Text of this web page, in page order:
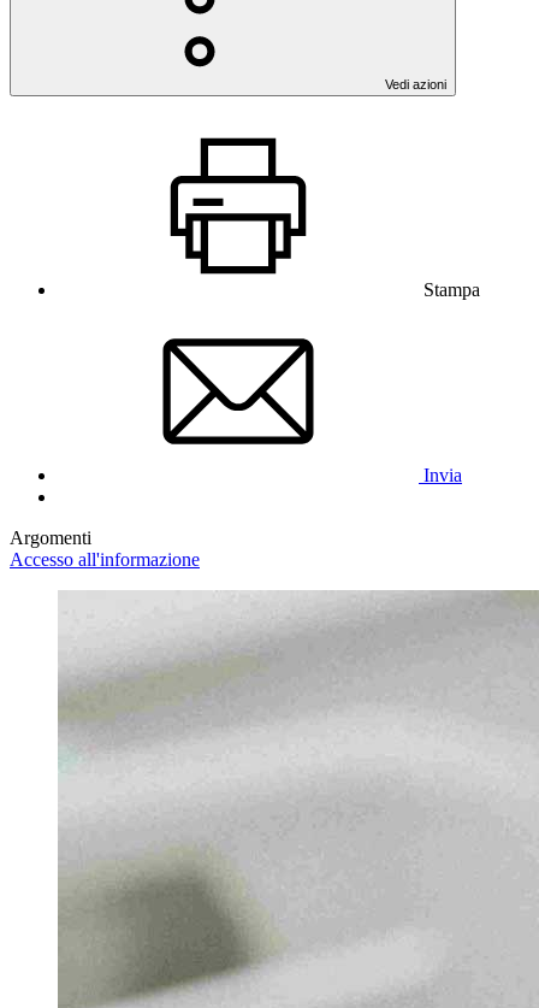
Vedi azioni
Stampa
Invia
Argomenti
Accesso all'informazione